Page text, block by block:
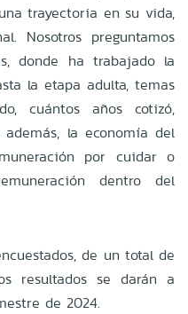
trayectoria en su vida,
Nosotros preguntamos
donde ha trabajado la
la etapa adulta, temas
cuántos años cotizó,
la economía del
por cuidar o
dentro del
de un total de
resultados se darán a
de 2024.